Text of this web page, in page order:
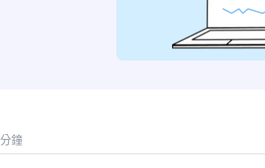
鐘